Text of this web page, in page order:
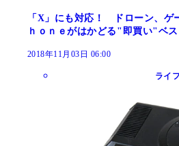
「X」にも対応！ ドローン、ゲ
ｈｏｎｅがはかどる"即買い"ベ
2018年11月03日 06:00
ライ